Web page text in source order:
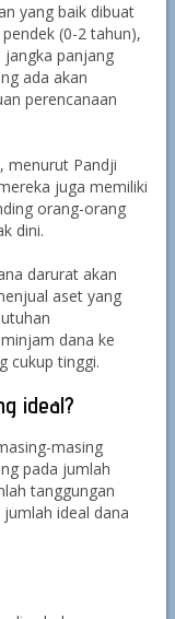
yang baik dibuat
(0-2 tahun),
panjang
ada akan
perencanaan
menurut Pandji
juga memiliki
orang-orang
dini.
darurat akan
aset yang
dana ke
cukup tinggi.
ideal?
masing
pada jumlah
tanggungan
ideal dana